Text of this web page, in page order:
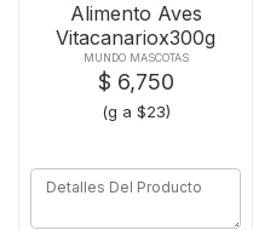
Alimento Aves
Vitacanariox300g
Canto Y Colo
MUNDO MASCOTAS
$ 6,750
(g a $23)